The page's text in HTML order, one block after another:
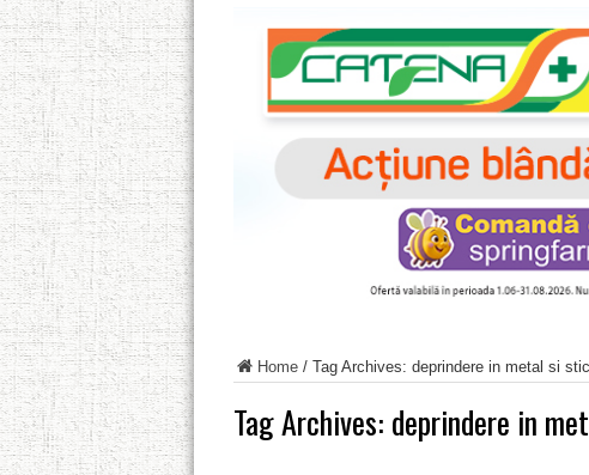
Home/ Tag Archives: deprindere in metal si
Tag Archives: deprindere in